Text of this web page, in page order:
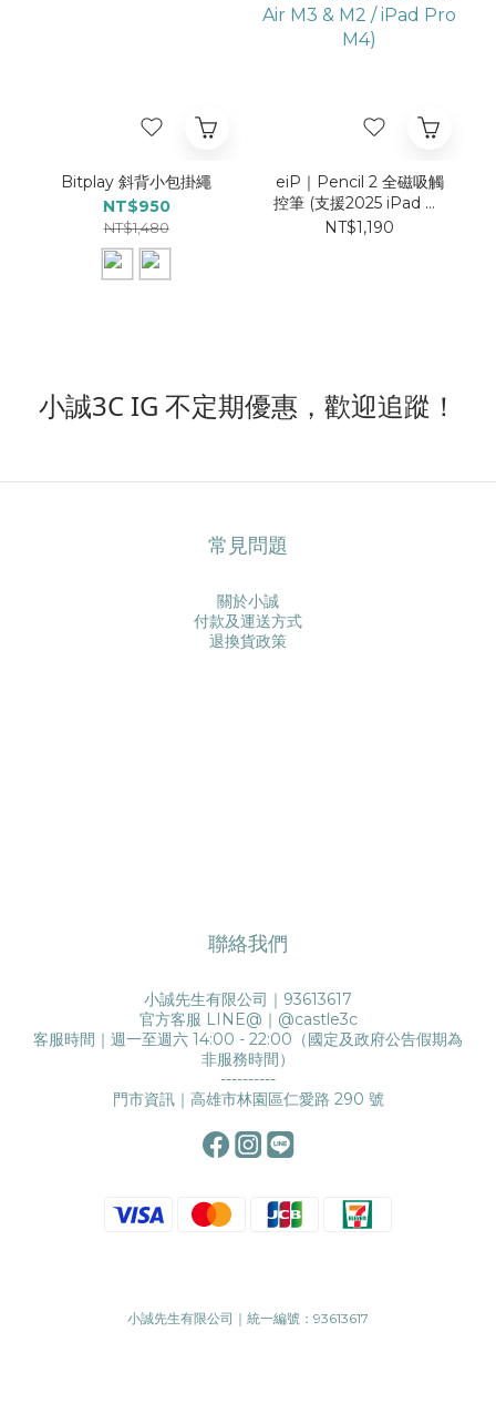
Bitplay 斜背小包掛繩
NT$950
NT$1,480
eiP｜Pencil 2 全磁吸觸
控筆 (支援2025 iPad Air
M3 & M2 / iPad Pro
NT$1,190
小誠3C IG 不定期優惠，歡迎追蹤！
常見問題
關於小誠
付款及運送方式
退換貨政策
聯絡我們
小誠先生有限公司｜93613617
官方客服 LINE@｜ @castle3c
客服時間｜週一至週六 14:00 - 22:00（國定及政府公告假期為
非服務時間）
----------
門市資訊｜高雄市林園區仁愛路 290 號
小誠先生有限公司｜統一編號：93613617